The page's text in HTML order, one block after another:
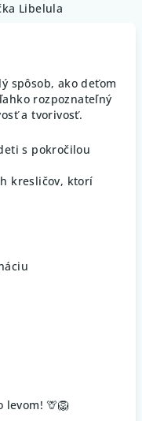
Libelula
spôsob, ako deťom
rozpoznateľný
a tvorivosť.
s pokročilou
kresličov, ktorí
levom! 🦒🦁